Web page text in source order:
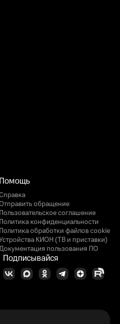
Помощь
обращение
Пользовательское соглашение
Политика конфиденциальности
Политика обработки файлов cookie
КИОН (ТВ и приставки)
пользования ПО
Подписывайся